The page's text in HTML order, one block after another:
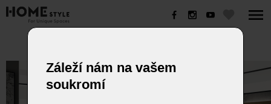
Záleží nám na vašem
soukromí